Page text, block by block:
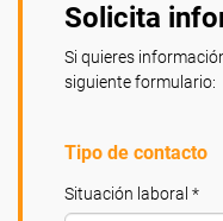
Solicita
Si quieres
siguiente formulario:
Tipo de contacto
Situación laboral *